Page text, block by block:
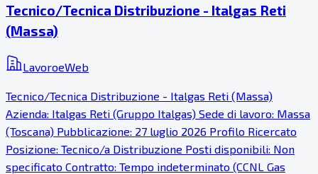
Tecnico/Tecnica Distribuzione - Italgas Reti
(Massa)
LavoroeWeb
Tecnico/Tecnica Distribuzione - Italgas Reti (Massa)
Azienda: Italgas Reti (Gruppo Italgas) Sede di lavoro: Massa
(Toscana) Pubblicazione: 27 luglio 2026 Profilo Ricercato
Posizione: Tecnico/a Distribuzione Posti disponibili: Non
specificato Contratto: Tempo indeterminato (CCNL Gas